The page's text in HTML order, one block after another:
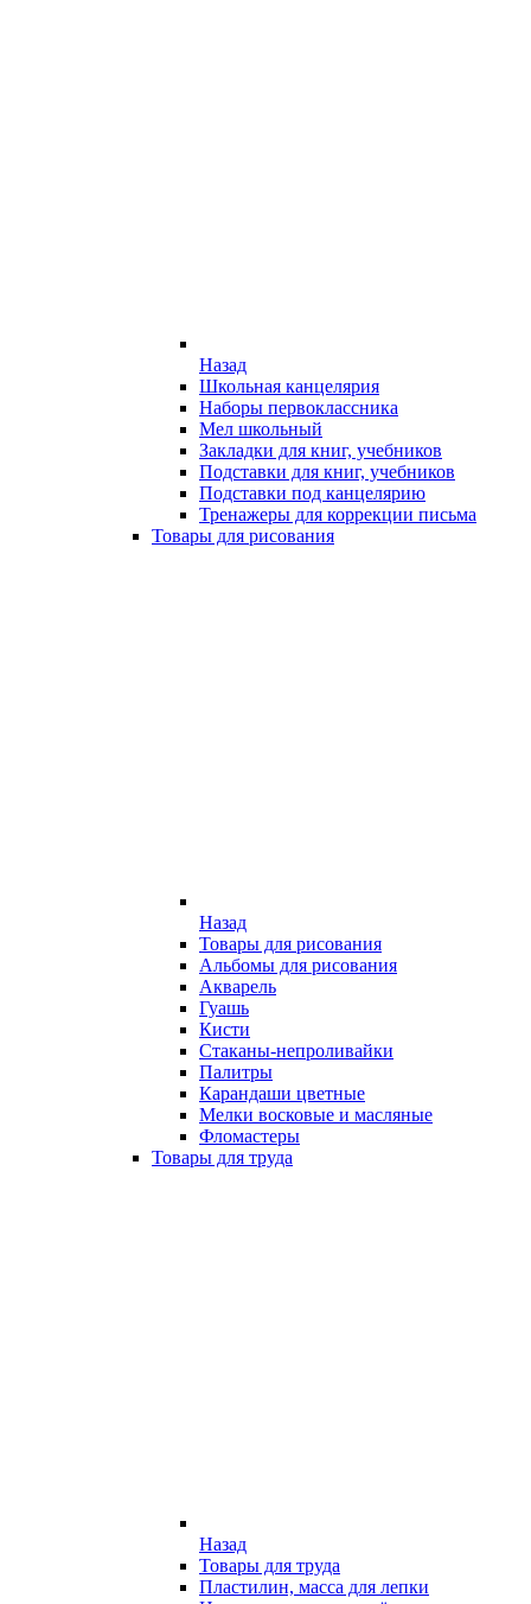
Назад
Школьная канцелярия
Наборы первоклассника
Мел школьный
Закладки для книг, учебников
Подставки для книг, учебников
Подставки под канцелярию
Тренажеры для коррекции письма
Товары для рисования
Назад
Товары для рисования
Альбомы для рисования
Акварель
Гуашь
Кисти
Стаканы-непроливайки
Палитры
Карандаши цветные
Мелки восковые и масляные
Фломастеры
Товары для труда
Назад
Товары для труда
Пластилин, масса для лепки